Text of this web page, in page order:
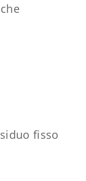
fisso